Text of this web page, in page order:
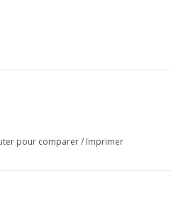
pour comparer/ Imprimer